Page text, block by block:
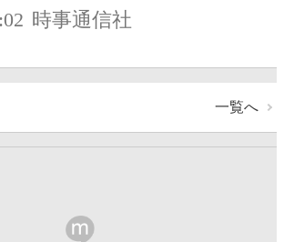
時事通信社
一覧へ